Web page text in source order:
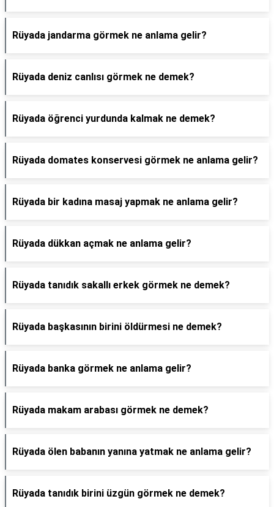
Rüyada jandarma görmek ne anlama gelir?
Rüyada deniz canlısı görmek ne demek?
Rüyada öğrenci yurdunda kalmak ne demek?
Rüyada domates konservesi görmek ne anlama gelir?
Rüyada bir kadına masaj yapmak ne anlama gelir?
Rüyada dükkan açmak ne anlama gelir?
Rüyada tanıdık sakallı erkek görmek ne demek?
Rüyada başkasının birini öldürmesi ne demek?
Rüyada banka görmek ne anlama gelir?
Rüyada makam arabası görmek ne demek?
Rüyada ölen babanın yanına yatmak ne anlama gelir?
Rüyada tanıdık birini üzgün görmek ne demek?